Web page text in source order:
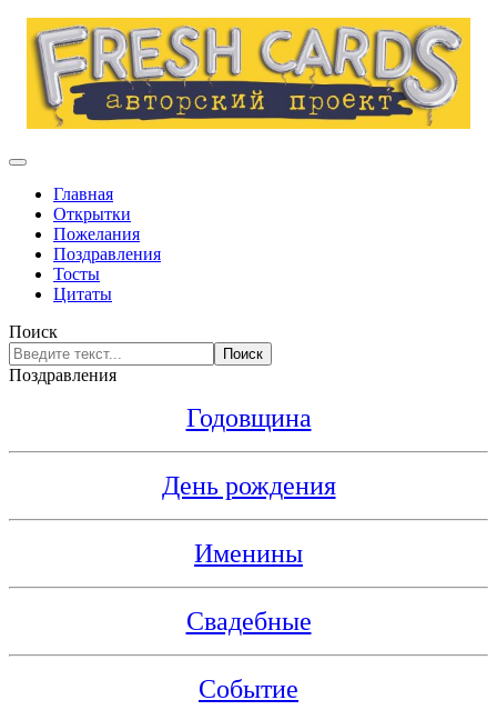
Главная
Открытки
Пожелания
Поздравления
Тосты
Цитаты
Поиск
Поиск
Поздравления
Годовщина
День рождения
Именины
Свадебные
Событие